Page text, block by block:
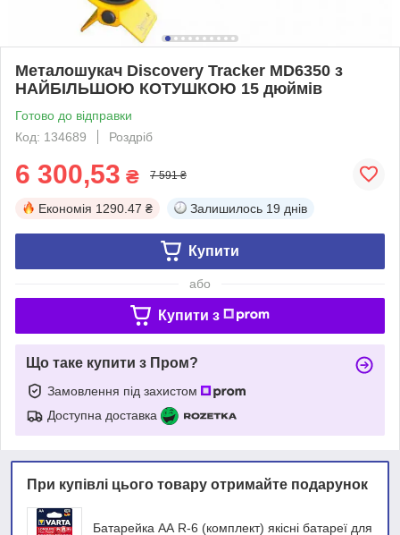
Металошукач Discovery Tracker MD6350 з
НАЙБІЛЬШОЮ КОТУШКОЮ 15 дюймів
Готово до відправки
Код: 134689
Роздріб
6 300,53 ₴ 7 591 ₴
Економія 1290.47 ₴ Залишилось 19 днів
Купити
або
Купити з
Що таке купити з Пром?
Замовлення під захистом
Доступна доставка
При купівлі цього товару отримайте подарунок
Батарейка АА R-6 (комплект) якісні батареї для